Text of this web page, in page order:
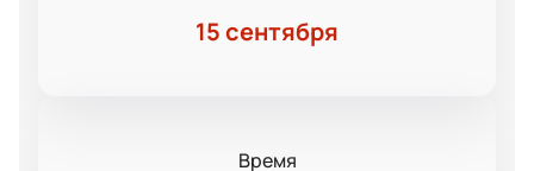
15 сентября
Время